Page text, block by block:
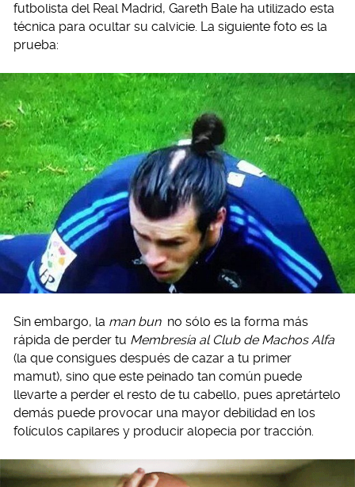
futbolista del Real Madrid, Gareth Bale ha utilizado esta
técnica para ocultar su calvicie. La siguiente foto es la
prueba:
Sin embargo, la man bun no sólo es la forma más
rápida de perder tu Membresía al Club de Machos Alfa
(la que consigues después de cazar a tu primer
mamut), sino que este peinado tan común puede
llevarte a perder el resto de tu cabello, pues apretártelo
demás puede provocar una mayor debilidad en los
folículos capilares y producir alopecia por tracción.